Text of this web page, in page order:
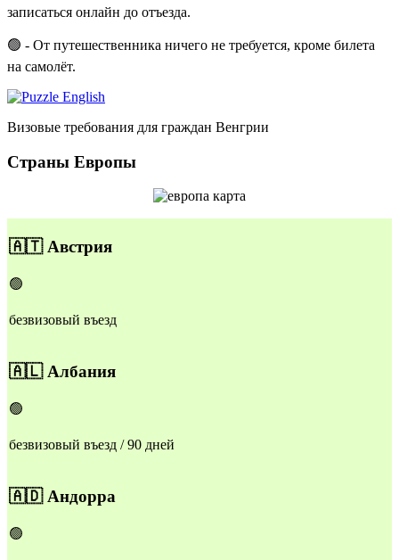
записаться онлайн до отъезда.
🟢 - От путешественника ничего не требуется, кроме билета
на самолёт.
Визовые требования для граждан Венгрии
Страны Европы
​🇦🇹 Австрия
🟢
безвизовый въезд
🇦🇱 Албания
🟢
безвизовый въезд / 90 дней
🇦🇩 Андорра
🟢